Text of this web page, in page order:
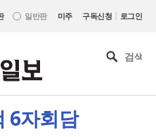
일반판 미주 구독신청 | 로그인
6자회담